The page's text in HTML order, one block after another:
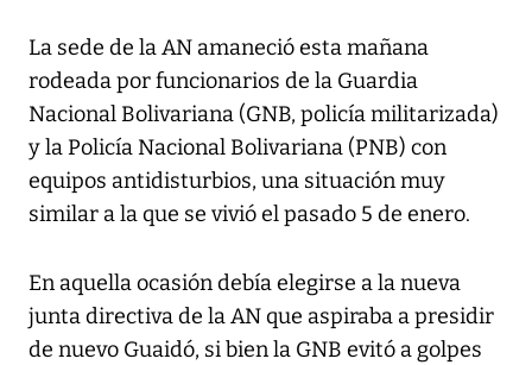
La sede de la AN amaneció esta mañana
rodeada por funcionarios de la Guardia
Nacional Bolivariana (GNB, policía militarizada)
y la Policía Nacional Bolivariana (PNB) con
equipos antidisturbios, una situación muy
similar a la que se vivió el pasado 5 de enero.
En aquella ocasión debía elegirse a la nueva
junta directiva de la AN que aspiraba a presidir
de nuevo Guaidó, si bien la GNB evitó a golpes